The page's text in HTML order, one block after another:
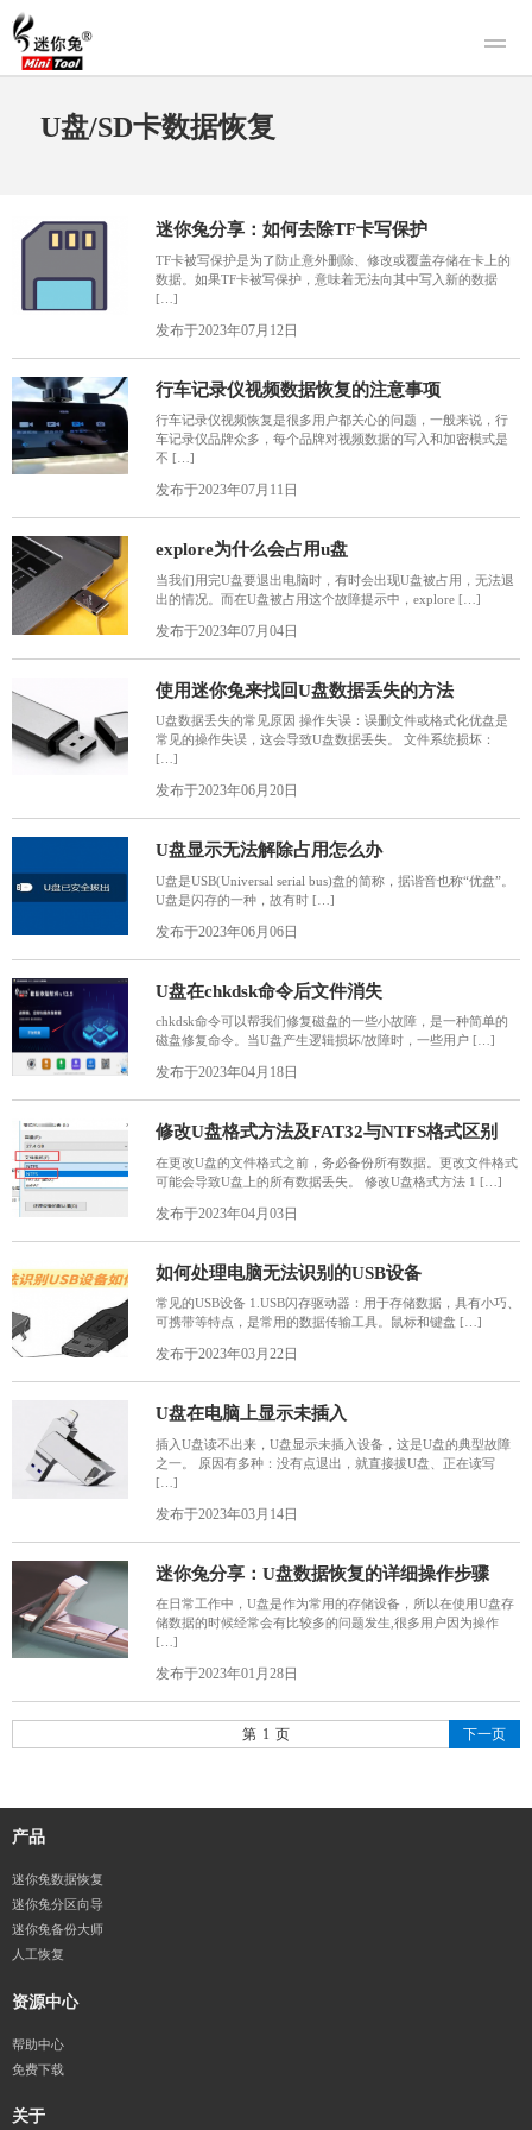
迷你兔数据恢复
人工恢复
关于迷你兔
联系我们
U盘/SD卡数据恢复
迷你兔分享：如何去除TF卡写保护
TF卡被写保护是为了防止意外删除、修改或覆盖存储在卡上的
数据。如果TF卡被写保护，意味着无法向其中写入新的数据
[…]
发布于2023年07月12日
行车记录仪视频数据恢复的注意事项
行车记录仪视频恢复是很多用户都关心的问题，一般来说，行
车记录仪品牌众多，每个品牌对视频数据的写入和加密模式是
不 […]
发布于2023年07月11日
explore为什么会占用u盘
当我们用完U盘要退出电脑时，有时会出现U盘被占用，无法退
出的情况。而在U盘被占用这个故障提示中，explore […]
发布于2023年07月04日
使用迷你兔来找回U盘数据丢失的方法
U盘数据丢失的常见原因 操作失误：误删文件或格式化优盘是
常见的操作失误，这会导致U盘数据丢失。 文件系统损坏：
[…]
发布于2023年06月20日
U盘显示无法解除占用怎么办
U盘是USB(Universal serial bus)盘的简称，据谐音也称“优盘”。
U盘是闪存的一种，故有时 […]
发布于2023年06月06日
U盘在chkdsk命令后文件消失
chkdsk命令可以帮我们修复磁盘的一些小故障，是一种简单的
磁盘修复命令。当U盘产生逻辑损坏/故障时，一些用户 […]
发布于2023年04月18日
修改U盘格式方法及FAT32与NTFS格式区别
在更改U盘的文件格式之前，务必备份所有数据。更改文件格式
可能会导致U盘上的所有数据丢失。 修改U盘格式方法 1 […]
发布于2023年04月03日
如何处理电脑无法识别的USB设备
常见的USB设备 1.USB闪存驱动器：用于存储数据，具有小巧、
可携带等特点，是常用的数据传输工具。鼠标和键盘 […]
发布于2023年03月22日
U盘在电脑上显示未插入
插入U盘读不出来，U盘显示未插入设备，这是U盘的典型故障
之一。 原因有多种：没有点退出，就直接拔U盘、正在读写
[…]
发布于2023年03月14日
迷你兔分享：U盘数据恢复的详细操作步骤
在日常工作中，U盘是作为常用的存储设备，所以在使用U盘存
储数据的时候经常会有比较多的问题发生,很多用户因为操作
[…]
发布于2023年01月28日
1 下一页
产品
迷你兔数据恢复
迷你兔分区向导
迷你兔备份大师
人工恢复
资源中心
帮助中心
免费下载
关于